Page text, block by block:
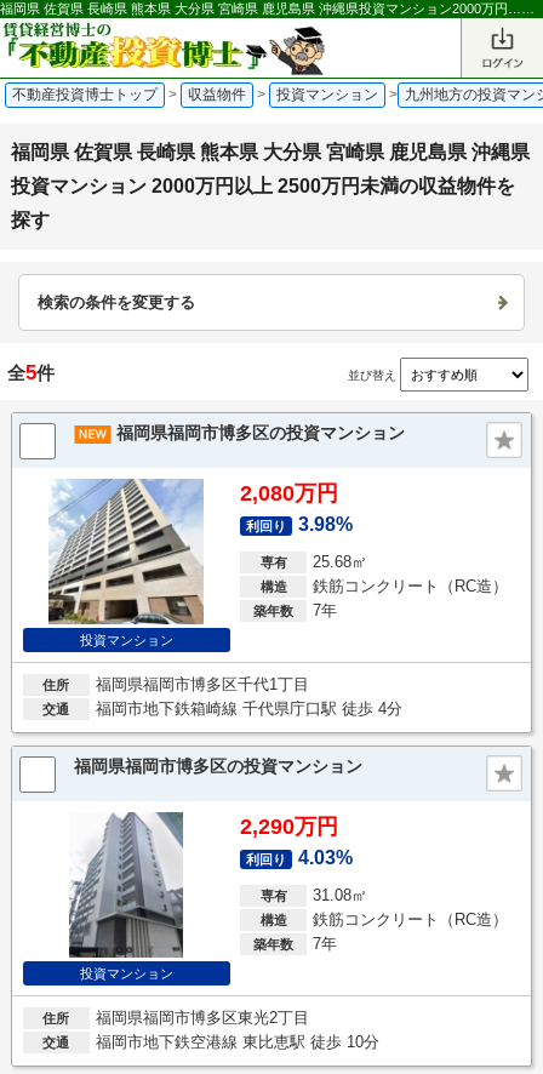
不動産投資博士トップ > 収益物件 > 投資マンション > 九州地方の投資マン
福岡県 佐賀県 長崎県 熊本県 大分県 宮崎県 鹿児島県 沖縄県
投資マンション 2000万円以上 2500万円未満の収益物件を
探す
検索の条件を変更する
全5件 並び替え
福岡県福岡市博多区の投資マンション
投資マンション
2,080万円
利回り 3.98%
専有 25.68㎡
構造 鉄筋コンクリート（RC造）
築年数 7年
住所 福岡県福岡市博多区千代1丁目
交通 福岡市地下鉄箱崎線 千代県庁口駅 徒歩 4分
福岡県福岡市博多区の投資マンション
投資マンション
2,290万円
利回り 4.03%
専有 31.08㎡
構造 鉄筋コンクリート（RC造）
築年数 7年
住所 福岡県福岡市博多区東光2丁目
交通 福岡市地下鉄空港線 東比恵駅 徒歩 10分